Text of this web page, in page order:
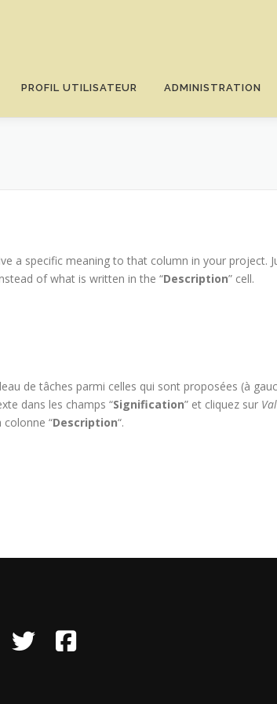
PROFIL UTILISATEUR ADMINISTRATION
a specific meaning to that column in your project.
of what is written in the “Description” cell.
de tâches parmi celles qui sont proposées (à
dans les champs “Signification” et cliquez sur
“Description“.